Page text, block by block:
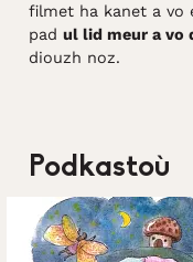
filmet ha kanet a vo
pad ul lid meur a vo
diouzh noz.
Podkastoù